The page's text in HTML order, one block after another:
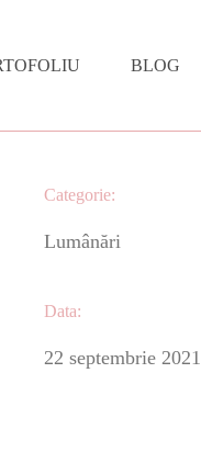
BLOG
Categorie:
Lumânări
Data:
22 septembrie 2021